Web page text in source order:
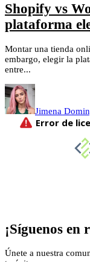
Shopify vs
plataforma
Montar una tienda
embargo, elegir la
entre...
Jimena
¡Síguenos en
Únete a nuestra